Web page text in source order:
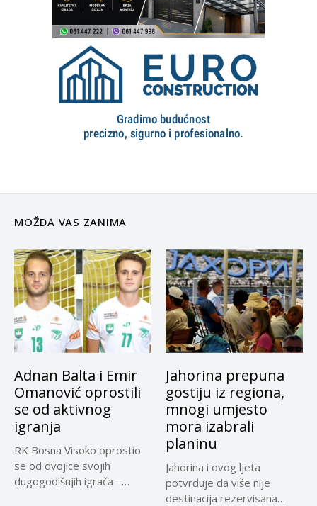
MOŽDA VAS ZANIMA
Adnan Balta i Emir
Omanović oprostili
se od aktivnog
igranja
RK Bosna Visoko oprostio
se od dvojice svojih
dugogodišnjih igrača –
Jahorina prepuna
gostiju iz regiona,
mnogi umjesto
mora izabrali
planinu
Jahorina i ovog ljeta
potvrđuje da više nije
destinacija rezervisana